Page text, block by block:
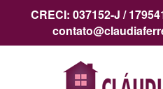
CRECI: 037152-J /